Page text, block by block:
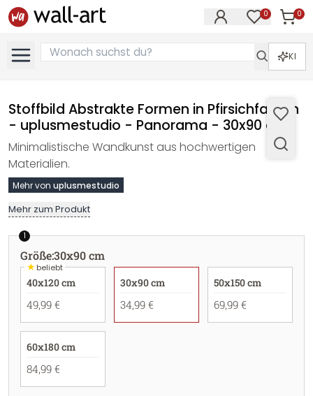
0 0
KI
Stoffbild Abstrakte Formen in Pfirsichfarben
- uplusmestudio - Panorama - 30x90 cm
Minimalistische Wandkunst aus hochwertigen
Materialien.
Mehr von uplusmestudio
Mehr zum Produkt
1
Größe:30x90 cm
★beliebt
40x120 cm
49,99 €
30x90 cm
34,99 €
50x150 cm
69,99 €
60x180 cm
84,99 €